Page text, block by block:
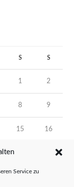
Service zu
S S
1 2
8 9
15 16